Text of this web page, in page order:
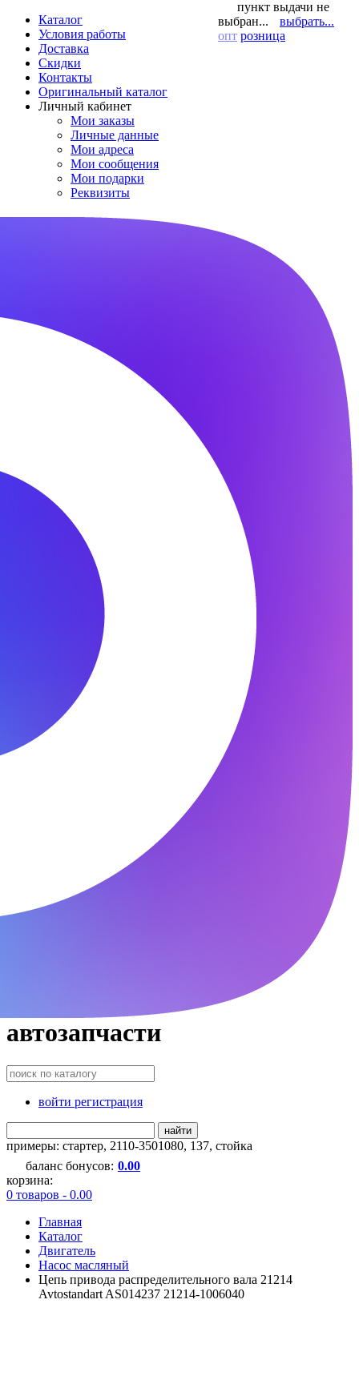
Каталог
Условия работы
Доставка
Скидки
Контакты
Оригинальный каталог
Личный кабинет
Мои заказы
Личные данные
Мои адреса
Мои сообщения
Мои подарки
Реквизиты
пункт выдачи не
выбран...
выбрать...
опт розница
автозапчасти
войти регистрация
найти
примеры: стартер, 2110-3501080, 137, стойка
баланс бонусов: 0.00
корзина:
0 товаров - 0.00
Главная
Каталог
Двигатель
Насос масляный
Цепь привода распределительного вала 21214
Avtostandart AS014237 21214-1006040